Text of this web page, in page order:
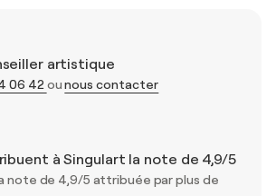
artistique
06 42ounous contacter
à Singulart la note de 4,9/5
note de 4,9/5 attribuée par plus de